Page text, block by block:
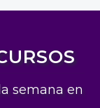
semana en